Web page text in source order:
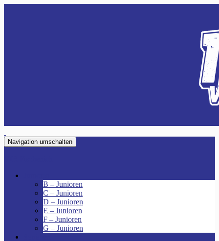
Navigation umschalten
B – Junioren
C – Junioren
D – Junioren
E – Junioren
F – Junioren
G – Junioren